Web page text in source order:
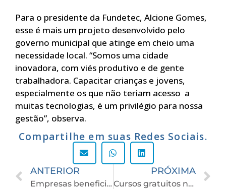
Para o presidente da Fundetec, Alcione Gomes,
esse é mais um projeto desenvolvido pelo
governo municipal que atinge em cheio uma
necessidade local. “Somos uma cidade
inovadora, com viés produtivo e de gente
trabalhadora. Capacitar crianças e jovens,
especialmente os que não teriam acesso a
muitas tecnologias, é um privilégio para nossa
gestão”, observa.
Compartilhe em suas Redes Sociais.
ANTERIOR
Empresas beneficiadas com parceria e programas da Prefeitura são destaques no Show Rural
PRÓXIMA
Cursos gratuitos na área de tecnologia atraem crianças e jovens à carreta do Progeti em Cascavel